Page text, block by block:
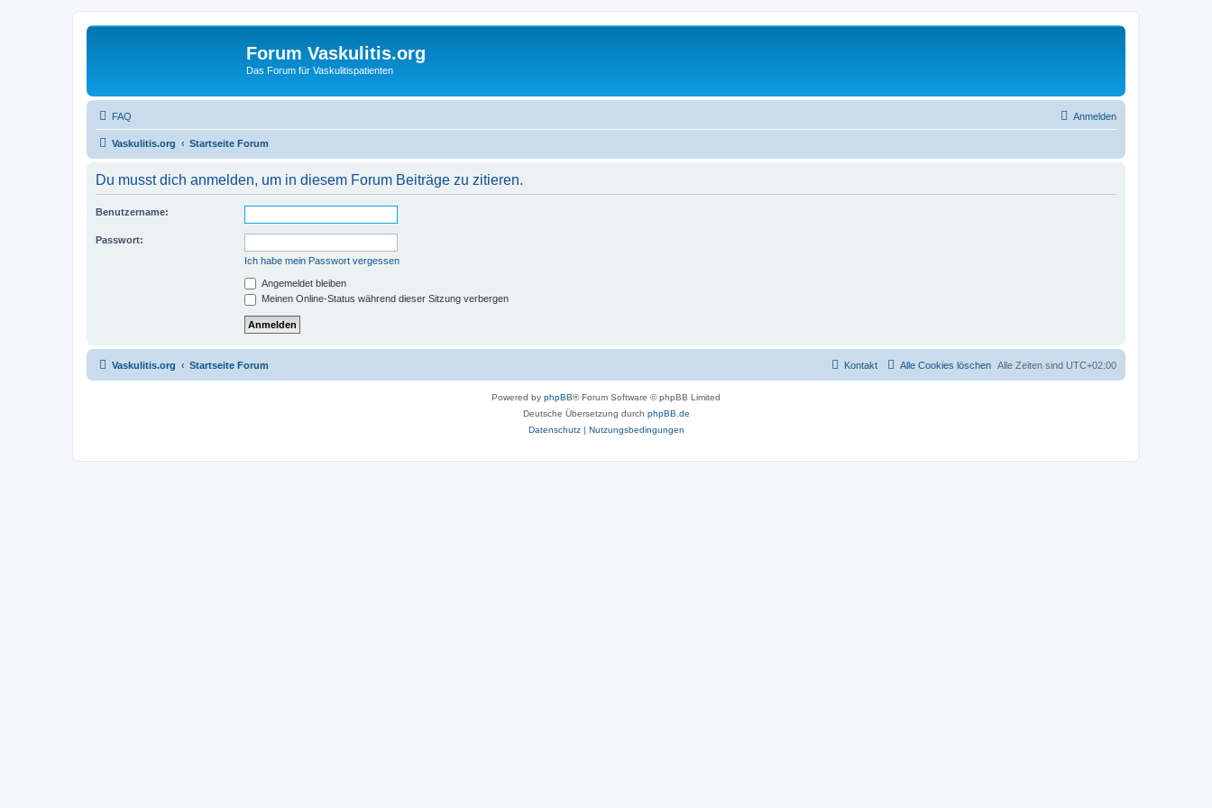
Forum Vaskulitis.org
Das Forum für Vaskulitispatienten
FAQ Anmelden
Vaskulitis.org Startseite Forum
Du musst dich anmelden, um in diesem Forum Beiträge zu zitieren.
Benutzername:
Passwort:
Ich habe mein Passwort vergessen
Angemeldet bleiben
Meinen Online-Status während dieser Sitzung verbergen
Vaskulitis.org Startseite Forum Alle Zeiten sind UTC+02:00
Alle Cookies löschen
Kontakt
Powered by phpBB® Forum Software © phpBB Limited
Deutsche Übersetzung durch phpBB.de
Datenschutz| Nutzungsbedingungen